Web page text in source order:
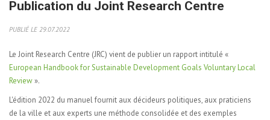
Publication du Joint Research Centre
PUBLIÉ LE 29.07.2022
Le Joint Research Centre (JRC) vient de publier un rapport intitulé «
European Handbook for Sustainable Development Goals Voluntary Local
Review».
L'édition 2022 du manuel fournit aux décideurs politiques, aux praticiens
de la ville et aux experts une méthode consolidée et des exemples